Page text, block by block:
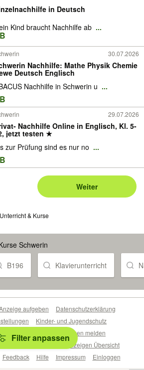
in Deutsch
Kind braucht Nachhilfe ab ...
30.07.2026
Nachhilfe: Mathe Physik Chemie
Deutsch Englisch
Nachhilfe in Schwerin u ...
29.07.2026
Nachhilfe Online in Englisch, Kl. 5-
jetzt testen ★
zur Prüfung sind es nur no ...
Weiter
Unterricht & Kurse
Schwerin
B196 Klavierunterricht
Filter anpassen
aufgeben
Datenschutzerklärung
Kinder- und Jugendschutz
Sicherheitslücken melden
Beliebte Suchen
Anzeigen Übersicht
Feedback Hilfe Impressum Einloggen